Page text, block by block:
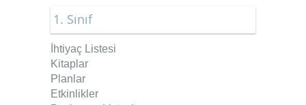
1. Sınıf
İhtiyaç Listesi
Kitaplar
Planlar
Etkinlikler